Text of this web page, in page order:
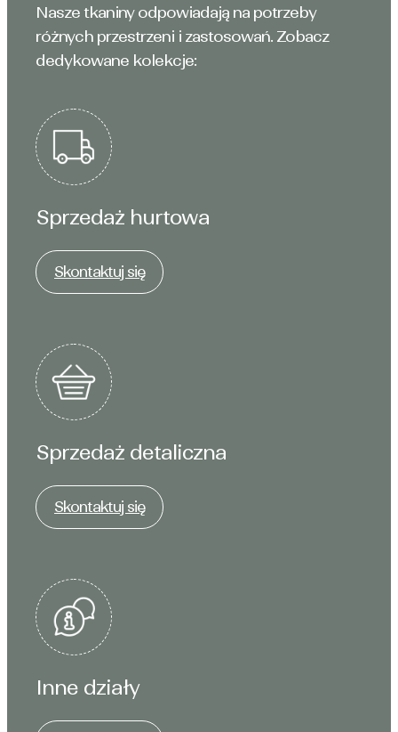
Nasze tkaniny odpowiadają na potrzeby
różnych przestrzeni i zastosowań. Zobacz
dedykowane kolekcje:
Sprzedaż hurtowa
Skontaktuj się
Sprzedaż detaliczna
Skontaktuj się
Inne działy